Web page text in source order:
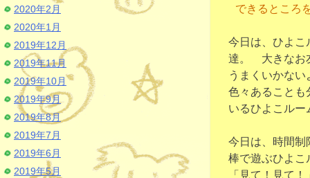
できるところ
今日は、ひよこ
達。 大きなお
うまくいかな
色々あることも
いるひよこルー
今日は、時間制
棒で遊ぶひよこ
「見て！見て
2020年2月
2020年1月
2019年12月
2019年11月
2019年10月
2019年9月
2019年8月
2019年7月
2019年6月
2019年5月